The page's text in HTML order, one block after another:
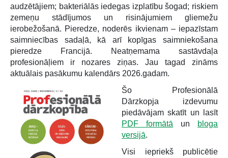
audzētājiem; bakteriālās iedegas izplatību šogad; riskiem
zemeņu stādījumos un risinājumiem gliemežu
ierobežošanā. Pieredze, noderēs ikvienam – iepazīstam
saimniecības sadaļā, kā arī kopīgas saimniekošana
pieredze Francijā. Neatņemama sastāvdaļa
profesionāļiem ir nozares ziņas. Jau tagad zināms
aktuālais pasākumu kalendārs 2026.gadam.
Šo Profesionālā
Dārzkopja izdevumu
piedāvājam skatīt un lasīt
PDF formātā un
bloga
versijā.
Visi iepriekš publicētie